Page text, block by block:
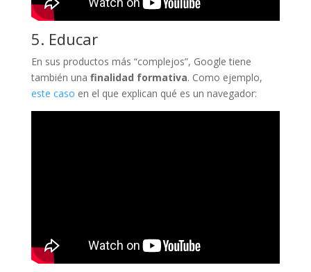
5. Educar
En sus productos más “complejos”, Google tiene
también una finalidad formativa. Como ejemplo,
este caso en el que explican qué es un navegador: